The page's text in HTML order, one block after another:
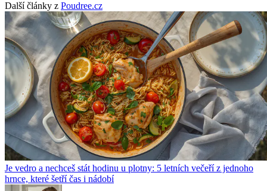
Další články z Poudree.cz
Je vedro a nechceš stát hodinu u plotny: 5 letních večeří z jednoho
hrnce, které šetří čas i nádobí